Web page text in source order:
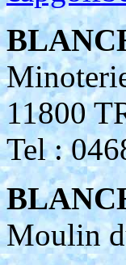
11800
Tel :
Moulin